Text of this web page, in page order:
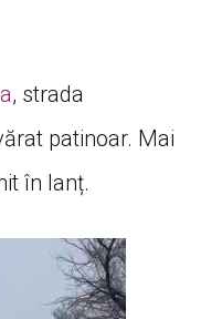
, strada
patinoar. Mai
în lanț.